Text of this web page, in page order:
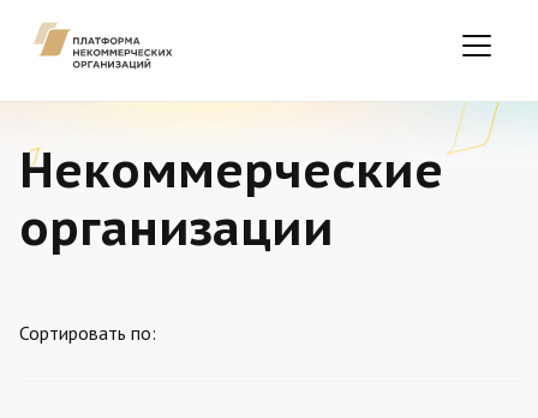
Некоммерческие
организации
Сортировать по: